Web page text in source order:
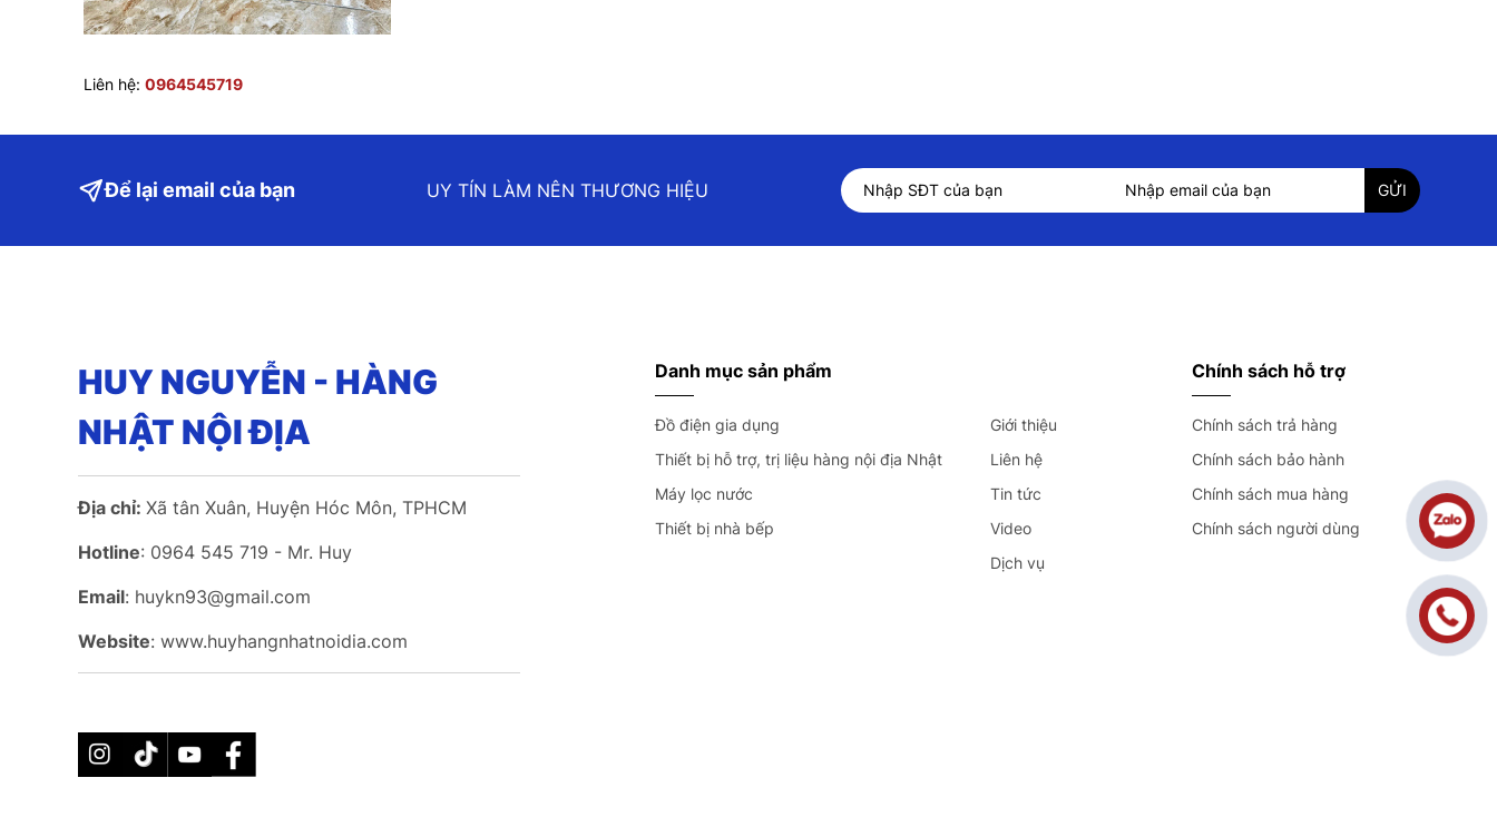
Liên hệ: 0964545719
Để lại email của bạn UY TÍN LÀM NÊN THƯƠNG HIỆU
HUY NGUYỄN - HÀNG
NHẬT NỘI ĐỊA
Địa chỉ: Xã tân Xuân, Huyện Hóc Môn, TPHCM
Hotline: 0964 545 719 - Mr. Huy
Email: huykn93@gmail.com
Website: www.huyhangnhatnoidia.com
Danh mục sản phẩm
Đồ điện gia dụng
Thiết bị hỗ trợ, trị liệu hàng nội địa Nhật
Máy lọc nước
Thiết bị nhà bếp
Giới thiệu
Liên hệ
Tin tức
Video
Dịch vụ
Chính sách hỗ trợ
Chính sách trả hàng
Chính sách bảo hành
Chính sách mua hàng
Chính sách người dùng